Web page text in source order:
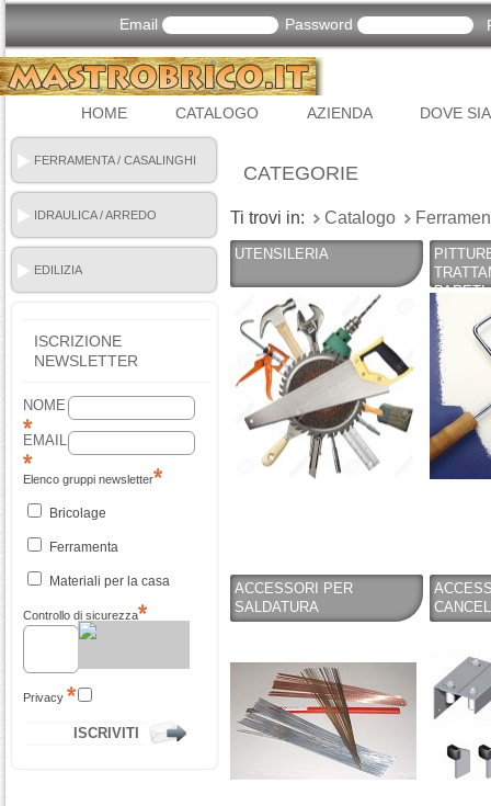
Email Password
HOME CATALOGO AZIENDA DOVE
FERRAMENTA / CASALINGHI
IDRAULICA / ARREDO
BAGNO
EDILIZIA
ISCRIZIONE
NEWSLETTER
NOME
EMAIL
Elenco gruppi newsletter
Bricolage
Ferramenta
Materiali per la casa
Controllo di sicurezza
Privacy
CATEGORIE
Ti trovi in: Catalogo
UTENSILERIA
PARETI
ACCESSORI PER
SALDATURA